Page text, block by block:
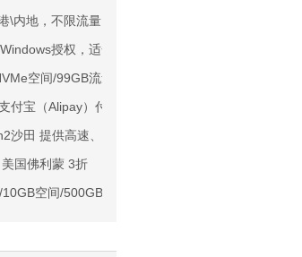
线路
NVMe/5TB@10Gbps/免费DDoS防御
端口/KVM/洛杉矶
\内地，不限流量，云服务器低至35元，独立服务器
授权，适合建站、远程办公等
空间/99GB流量/200Mbps端口/KVM/云上互联
付宝（Alipay）付款
田 提供高速、稳定、安全、弹性的云计算服务
国佛利蒙 3折
空间/500GB流量/KVM/新加坡M1